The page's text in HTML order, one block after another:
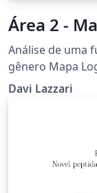
Área 2 -
Análise de uma
gênero Mapa
validade do
Davi Lazzari